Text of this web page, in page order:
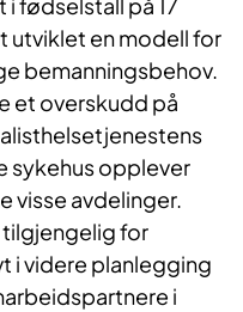
utviklet en modell for
bemanningsbehov.
et overskudd på
sykehus opplever
visse avdelinger.
tilgjengelig for
i videre planlegging
i